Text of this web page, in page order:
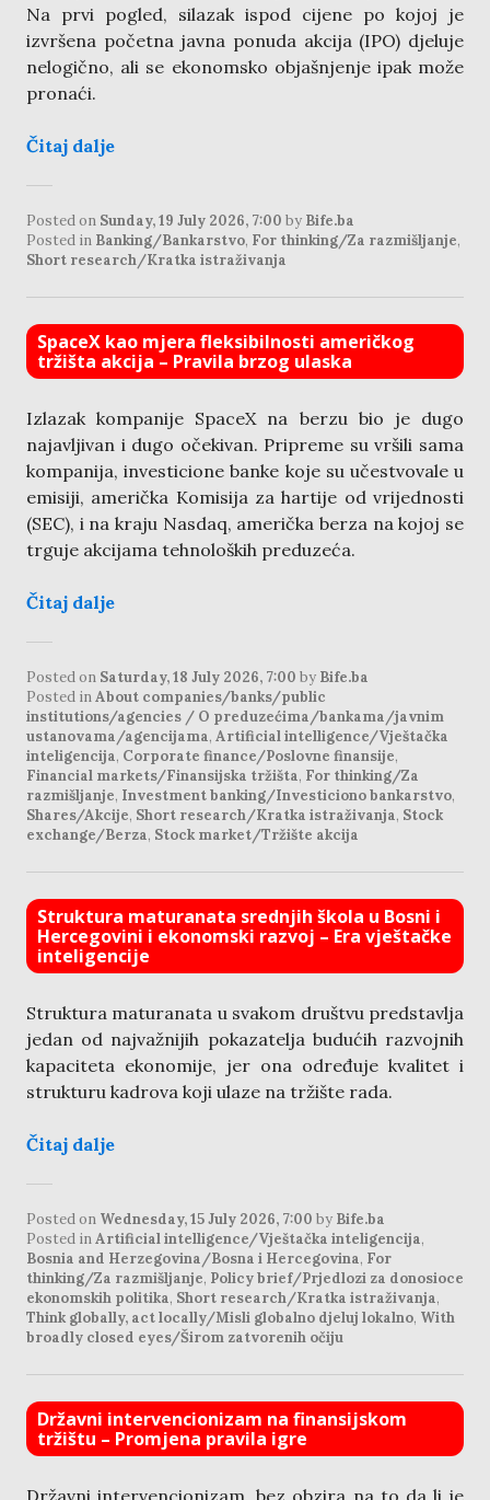
Na prvi pogled, silazak ispod cijene po kojoj je
izvršena početna javna ponuda akcija (IPO) djeluje
nelogično, ali se ekonomsko objašnjenje ipak može
pronaći.
Čitaj dalje
Posted on Sunday, 19 July 2026, 7:00 by Bife.ba
Posted in Banking/Bankarstvo, For thinking/Za razmišljanje,
Short research/Kratka istraživanja
SpaceX kao mjera fleksibilnosti američkog
tržišta akcija – Pravila brzog ulaska
Izlazak kompanije SpaceX na berzu bio je dugo
najavljivan i dugo očekivan. Pripreme su vršili sama
kompanija, investicione banke koje su učestvovale u
emisiji, američka Komisija za hartije od vrijednosti
(SEC), i na kraju Nasdaq, američka berza na kojoj se
trguje akcijama tehnoloških preduzeća.
Čitaj dalje
Posted on Saturday, 18 July 2026, 7:00 by Bife.ba
Posted inAbout companies/banks/public
institutions/agencies / O preduzećima/bankama/javnim
ustanovama/agencijama, Artificial intelligence/Vještačka
inteligencija, Corporate finance/Poslovne finansije,
Financial markets/Finansijska tržišta, For thinking/Za
razmišljanje, Investment banking/Investiciono bankarstvo,
Shares/Akcije, Short research/Kratka istraživanja, Stock
exchange/Berza, Stock market/Tržište akcija
Struktura maturanata srednjih škola u Bosni i
Hercegovini i ekonomski razvoj – Era vještačke
inteligencije
Struktura maturanata u svakom društvu predstavlja
jedan od najvažnijih pokazatelja budućih razvojnih
kapaciteta ekonomije, jer ona određuje kvalitet i
strukturu kadrova koji ulaze na tržište rada.
Čitaj dalje
Posted on Wednesday, 15 July 2026, 7:00 by Bife.ba
Posted inArtificial intelligence/Vještačka inteligencija,
Bosnia and Herzegovina/Bosna i Hercegovina, For
thinking/Za razmišljanje, Policy brief/Prjedlozi za donosioce
ekonomskih politika, Short research/Kratka istraživanja,
Think globally, act locally/Misli globalno djeluj lokalno, With
broadly closed eyes/Širom zatvorenih očiju
Državni intervencionizam na finansijskom
tržištu – Promjena pravila igre
Državni intervencionizam, bez obzira na to da li je